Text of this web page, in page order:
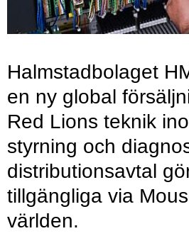
Halmstadbolaget
en ny global
Red Lions teknik
styrning och
distributionsavtal
tillgängliga via
världen.